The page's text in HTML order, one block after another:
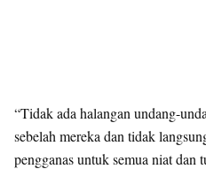
“Tidak ada halangan undang-
sebelah mereka dan tidak
pengganas untuk semua niat dan